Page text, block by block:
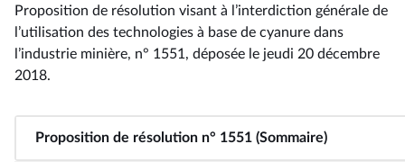
Proposition de résolution visant à l’interdiction générale de
l’utilisation des technologies à base de cyanure dans
l’industrie minière, n° 1551 , déposée le jeudi 20 décembre
2018.
Proposition de résolution n° 1551 (Sommaire)